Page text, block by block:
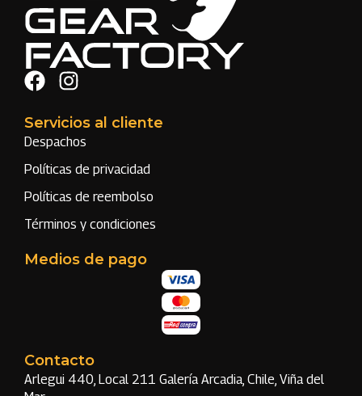
Servicios al cliente
Despachos
Políticas de privacidad
Políticas de reembolso
Términos y condiciones
Medios de pago
Contacto
Arlegui 440, Local 211 Galería Arcadia, Chile, Viña del